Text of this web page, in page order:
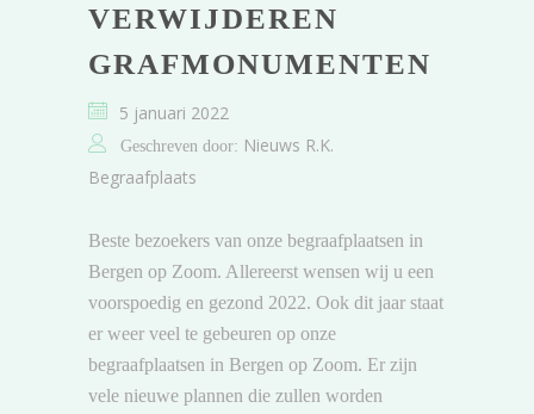
VERWIJDEREN
GRAFMONUMENTEN
5 januari 2022
Geschreven door: Nieuws R.K.
Begraafplaats
Beste bezoekers van onze begraafplaatsen in
Bergen op Zoom. Allereerst wensen wij u een
voorspoedig en gezond 2022. Ook dit jaar staat
er weer veel te gebeuren op onze
begraafplaatsen in Bergen op Zoom. Er zijn
vele nieuwe plannen die zullen worden